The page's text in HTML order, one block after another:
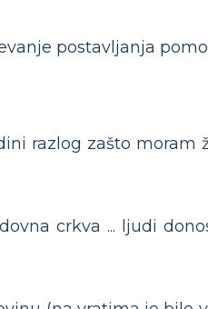
postavljanja
razlog zašto
crkva ... ljudi